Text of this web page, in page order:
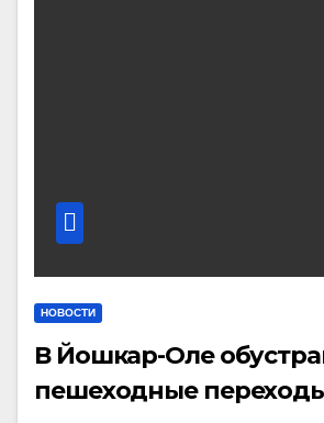
НОВОСТИ
В Йошкар-Оле
пешеходные